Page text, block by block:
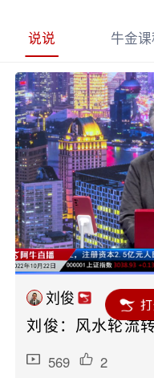
说说 牛金
刘俊
刘俊：风水轮流
569 2